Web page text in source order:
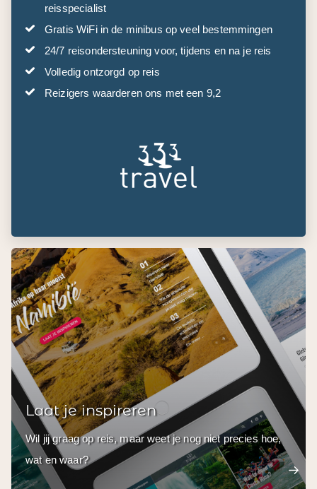
reisspecialist
Gratis WiFi in de minibus op veel bestemmingen
24/7 reisondersteuning voor, tijdens en na je reis
Volledig ontzorgd op reis
Reizigers waarderen ons met een 9,2
Laat je inspireren
Wil jij graag op reis, maar weet je nog niet precies hoe,
wat en waar?